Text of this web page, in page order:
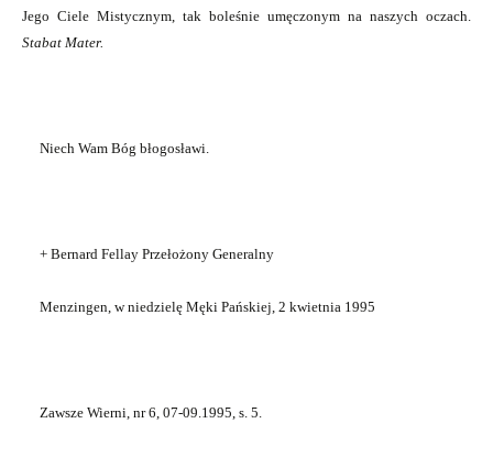
Jego Ciele Mistycznym, tak boleśnie umęczonym na naszych oczach.
Stabat Mater.
Niech Wam Bóg błogosławi.
+ Bernard Fellay Przełożony Generalny
Menzingen, w niedzielę Męki Pańskiej, 2 kwietnia 1995
Zawsze Wierni, nr 6, 07-09.1995, s. 5.